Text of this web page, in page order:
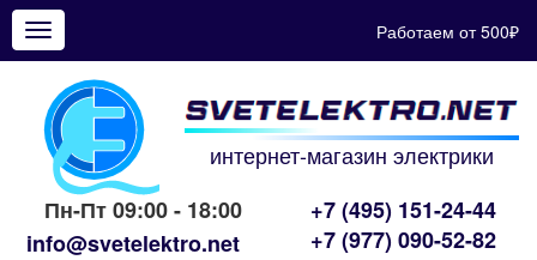
Показать
меню
Работаем от 500₽
интернет-магазин электрики
Пн-Пт 09:00 - 18:00
info@svetelektro.net
+7 (495) 151-24-44
+7 (977) 090-52-82